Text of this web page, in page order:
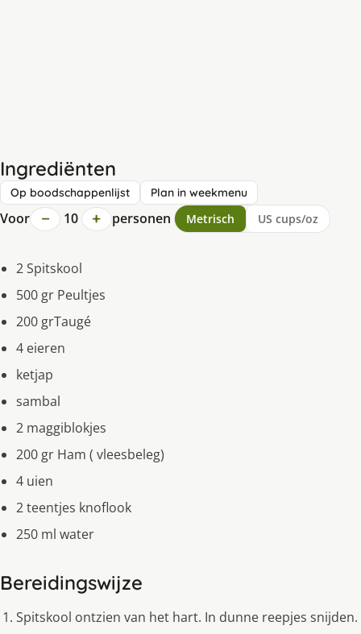
Ingrediënten
Op boodschappenlijst Plan in weekmenu
Voor − 10 + personen Metrisch US cups/oz
2 Spitskool
500 gr Peultjes
200 grTaugé
4 eieren
ketjap
sambal
2 maggiblokjes
200 gr Ham ( vleesbeleg)
4 uien
2 teentjes knoflook
250 ml water
Bereidingswijze
Spitskool ontzien van het hart. In dunne reepjes snijden.